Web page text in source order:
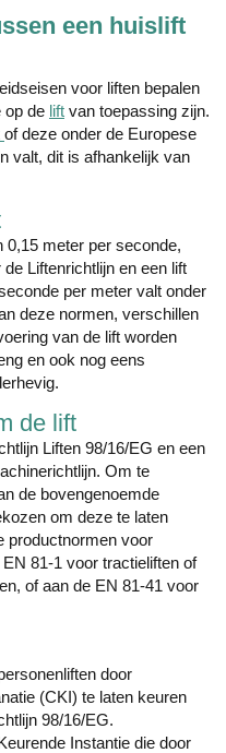
een huislift
voor liften bepalen
op de lift van toepassing zijn.
of deze onder de Europese
valt, dit is afhankelijk van
0,15 meter per seconde,
Liftenrichtlijn en een lift
per meter valt onder
deze normen, verschillen
van de lift worden
en ook nog eens
de lift
Liften 98/16/EG en een
Om te
de bovengenoemde
om deze te laten
productnormen voor
81-1 voor tractieliften of
of aan de EN 81-41 voor
door
(CKI) te laten keuren
98/16/EG.
Instantie die door